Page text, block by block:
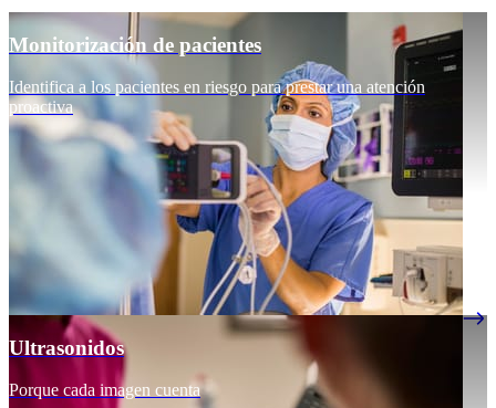
Monitorización de pacientes
Identifica a los pacientes en riesgo para prestar una atención
proactiva
Ultrasonidos
Porque cada imagen cuenta